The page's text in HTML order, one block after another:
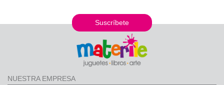
Suscríbete
NUESTRA EMPRESA